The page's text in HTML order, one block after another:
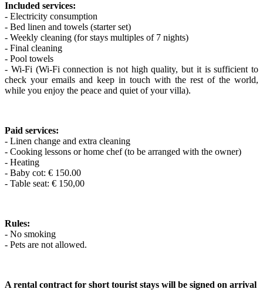
Included services:
- Electricity consumption
- Bed linen and towels (starter set)
- Weekly cleaning (for stays multiples of 7 nights)
- Final cleaning
- Pool towels
- Wi-Fi (Wi-Fi connection is not high quality, but it is sufficient to
check your emails and keep in touch with the rest of the world,
while you enjoy the peace and quiet of your villa).
Paid services:
- Linen change and extra cleaning
- Cooking lessons or home chef (to be arranged with the owner)
- Heating
- Baby cot: € 150.00
- Table seat: € 150,00
Rules:
- No smoking
- Pets are not allowed.
A rental contract for short tourist stays will be signed on arrival